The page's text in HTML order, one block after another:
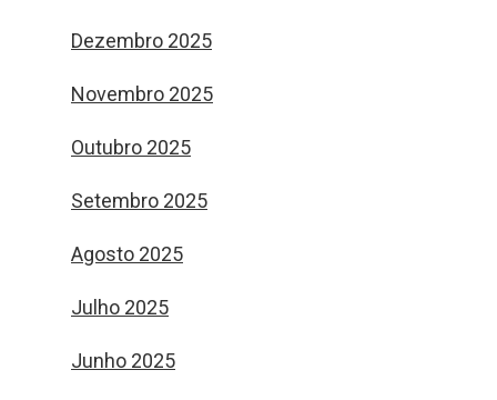
Dezembro 2025
Novembro 2025
Outubro 2025
Setembro 2025
Agosto 2025
Julho 2025
Junho 2025